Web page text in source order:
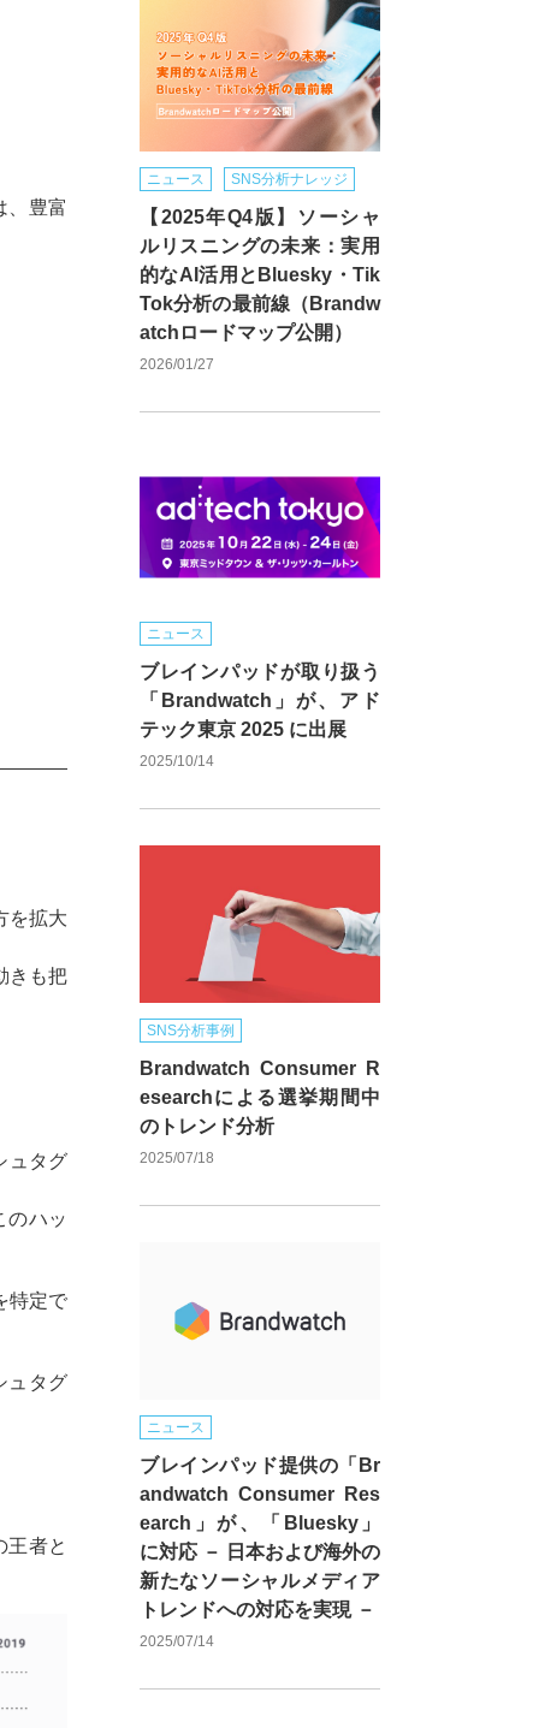
、豊富
を拡大
きも把
ュタグ
のハッ
特定で
ュタグ
王者と
ニュース SNS分析ナレッジ
【2025年Q4版】ソーシャ
ルリスニングの未来：実用
的なAI活用とBluesky・Tik
Tok分析の最前線（Brandw
atchロードマップ公開）
2026/01/27
ニュース
ブレインパッドが取り扱う
「Brandwatch」が、アド
テック東京 2025 に出展
2025/10/14
SNS分析事例
Brandwatch Consumer R
esearchによる選挙期間中
のトレンド分析
2025/07/18
ニュース
ブレインパッド提供の「Br
andwatch Consumer Res
earch」が、「Bluesky」
に対応 － 日本および海外の
新たなソーシャルメディア
トレンドへの対応を実現 －
2025/07/14